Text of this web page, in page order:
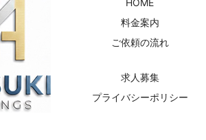
料金案内
ご依頼の流れ
求人募集
プライバシーポリシー